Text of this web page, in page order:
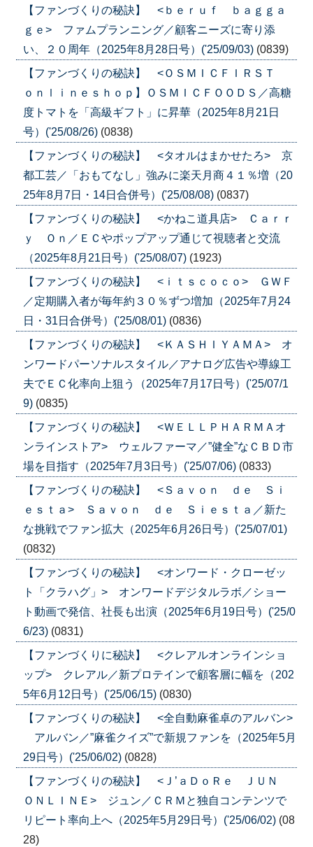
【ファンづくりの秘訣】 <ｂｅｒｕｆ ｂａｇｇａ
ｇｅ> ファムプランニング／顧客ニーズに寄り添
い、２０周年（2025年8月28日号）('25/09/03) (0839)
【ファンづくりの秘訣】 <ＯＳＭＩＣＦＩＲＳＴ
ｏｎｌｉｎｅｓｈｏｐ】ＯＳＭＩＣＦＯＯＤＳ／高糖
度トマトを「高級ギフト」に昇華（2025年8月21日
号）('25/08/26) (0838)
【ファンづくりの秘訣】 <タオルはまかせたろ> 京
都工芸／「おもてなし」強みに楽天月商４１％増（20
25年8月7日・14日合併号）('25/08/08) (0837)
【ファンづくりの秘訣】 <かねこ道具店> Ｃａｒｒ
ｙ Ｏｎ／ＥＣやポップアップ通じて視聴者と交流
（2025年8月21日号）('25/08/07) (1923)
【ファンづくりの秘訣】 <ｉｔｓｃｏｃｏ> ＧＷＦ
／定期購入者が毎年約３０％ずつ増加（2025年7月24
日・31日合併号）('25/08/01) (0836)
【ファンづくりの秘訣】 <ＫＡＳＨＩＹＡＭＡ> オ
ンワードパーソナルスタイル／アナログ広告や導線工
夫でＥＣ化率向上狙う（2025年7月17日号）('25/07/1
9) (0835)
【ファンづくりの秘訣】 <ＷＥＬＬＰＨＡＲＭＡオ
ンラインストア> ウェルファーマ／”健全”なＣＢＤ市
場を目指す（2025年7月3日号）('25/07/06) (0833)
【ファンづくりの秘訣】 <Ｓａｖｏｎ ｄｅ Ｓｉ
ｅｓｔａ> Ｓａｖｏｎ ｄｅ Ｓｉｅｓｔａ／新た
な挑戦でファン拡大（2025年6月26日号）('25/07/01)
(0832)
【ファンづくりの秘訣】 <オンワード・クローゼッ
ト「クラハグ」> オンワードデジタルラボ／ショー
ト動画で発信、社長も出演（2025年6月19日号）('25/0
6/23) (0831)
【ファンづくりに秘訣】 <クレアルオンラインショ
ップ> クレアル／新プロテインで顧客層に幅を（202
5年6月12日号）('25/06/15) (0830)
【ファンづくりの秘訣】 <全自動麻雀卓のアルバン>
アルバン／”麻雀クイズ”で新規ファンを（2025年5月
29日号）('25/06/02) (0828)
【ファンづくりの秘訣】 <Ｊ’ａＤｏＲｅ ＪＵＮ
ＯＮＬＩＮＥ> ジュン／ＣＲＭと独自コンテンツで
リピート率向上へ（2025年5月29日号）('25/06/02) (08
28)